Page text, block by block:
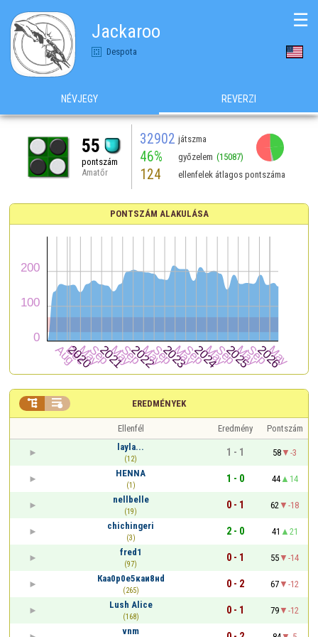
Jackaroo
Despota
☰
NÉVJEGY REVERZI
55
pontszám
Amatőr
32902 játszma
46% győzelem (15087)
124 ellenfelek átlagos pontszáma
PONTSZÁM ALAKULÁSA
EREDMÉNYEK
 
Ellenfél Eredmény
Pontszám
layla...
(12)
1 - 1 58
-3
HENNA
(1)
1 - 0 44
14
nellbelle
(19)
0 - 1 62
-18
chichingeri
(3)
2 - 0 41
21
fred1
(97)
0 - 1 55
-14
Кaа0р0е5кaи8нd
(265)
0 - 2 67
-12
Lush Alice
(168)
0 - 1 79
-12
vnm